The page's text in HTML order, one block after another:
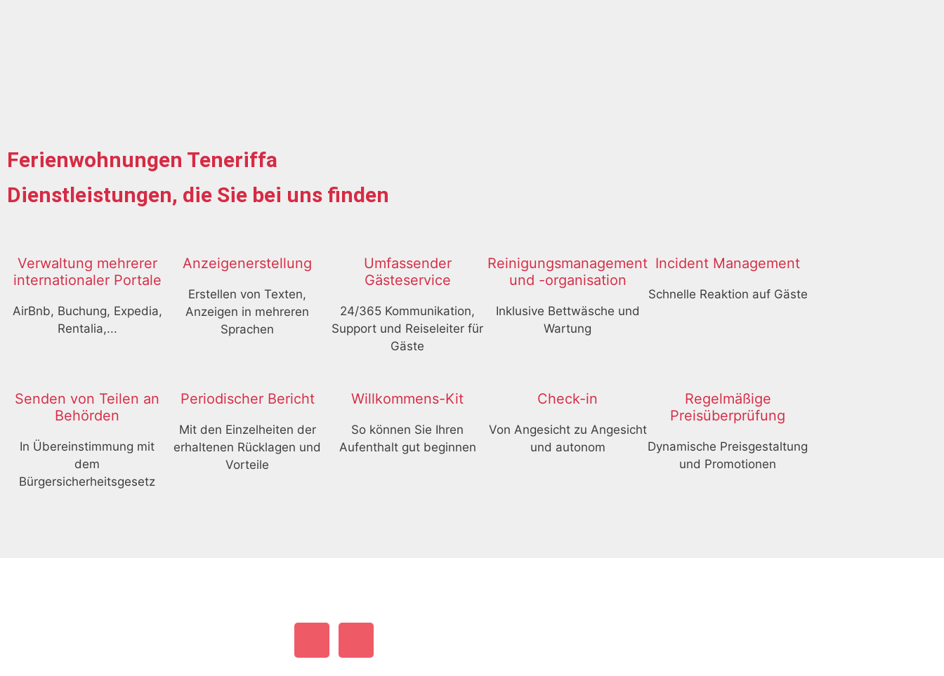
Ferienwohnungen Teneriffa
Dienstleistungen, die Sie bei uns finden
Verwaltung mehrerer
internationaler Portale
AirBnb, Buchung, Expedia,
Rentalia,...
Anzeigenerstellung
Erstellen von Texten,
Anzeigen in mehreren
Sprachen
Umfassender
Gästeservice
24/365 Kommunikation,
Support und Reiseleiter für
Gäste
Reinigungsmanagement
und -organisation
Inklusive Bettwäsche und
Wartung
Incident Management
Schnelle Reaktion auf Gäste
Senden von Teilen an
Behörden
In Übereinstimmung mit
dem
Bürgersicherheitsgesetz
Periodischer Bericht
Mit den Einzelheiten der
erhaltenen Rücklagen und
Vorteile
Willkommens-Kit
So können Sie Ihren
Aufenthalt gut beginnen
Check-in
Von Angesicht zu Angesicht
und autonom
Regelmäßige
Preisüberprüfung
Dynamische Preisgestaltung
und Promotionen